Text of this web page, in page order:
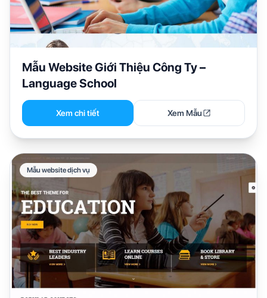
Mẫu Website Giới Thiệu Công Ty –
Language School
Xem chi tiết Xem Mẫu
Mẫu website dịch vụ